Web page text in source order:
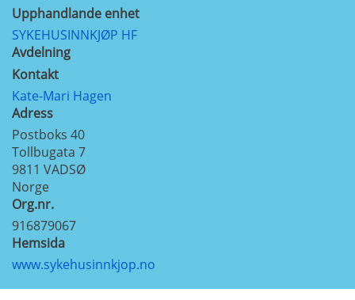
Upphandlande enhet
SYKEHUSINNKJØP HF
Avdelning
Kontakt
Kate-Mari Hagen
Adress
Postboks 40
Tollbugata 7
9811 VADSØ
Norge
Org.nr.
916879067
Hemsida
www.sykehusinnkjop.no